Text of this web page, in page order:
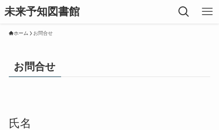
未来予知図書館
ホーム お問合せ
お問合せ
氏名